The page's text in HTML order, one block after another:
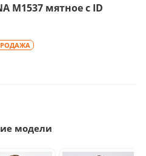
М1537 мятное с ID
модели